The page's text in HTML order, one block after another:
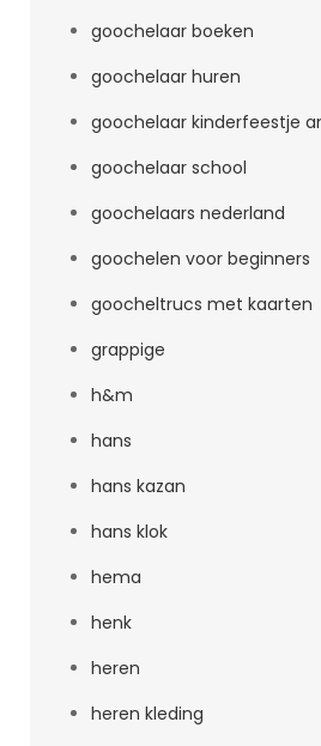
goochelaar boeken
goochelaar huren
goochelaar kinderfeestje
goochelaar school
goochelaars nederland
goochelen voor beginners
goocheltrucs met kaarten
grappige
h&m
hans
hans kazan
hans klok
hema
henk
heren
heren kleding